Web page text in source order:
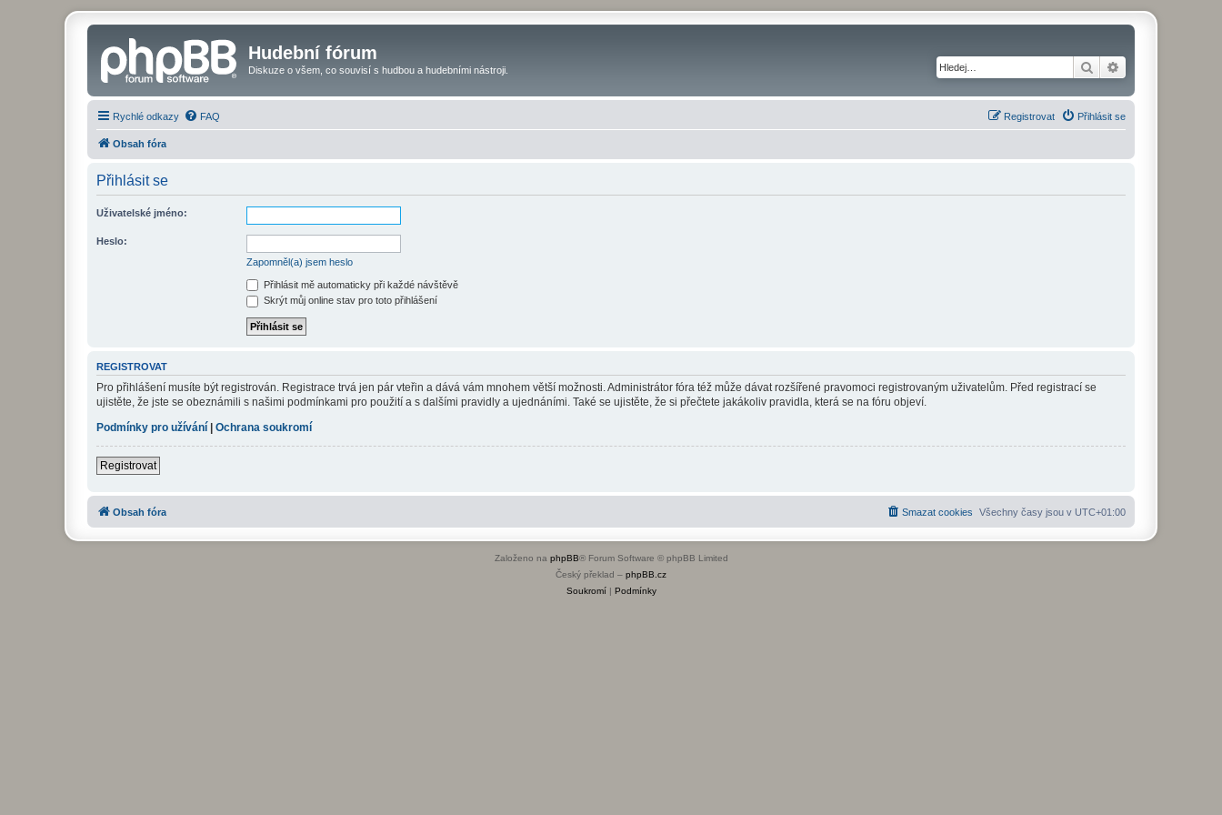
Hudební fórum
Diskuze o všem, co souvisí s hudbou a hudebními nástroji. Hledat
Rychlé odkazy FAQ Přihlásit se
Registrovat
Obsah fóra
Přihlásit se
Uživatelské jméno:
Heslo:
Zapomněl(a) jsem heslo
Přihlásit mě automaticky při každé návštěvě
Skrýt můj online stav pro toto přihlášení
REGISTROVAT
Pro přihlášení musíte být registrován. Registrace trvá jen pár vteřin a dává vám mnohem větší možnosti. Administrátor fóra též může dávat rozšířené pravomoci registrovaným uživatelům. Před registrací se
ujistěte, že jste se obeznámili s našimi podmínkami pro použití a s dalšími pravidly a ujednáními. Také se ujistěte, že si přečtete jakákoliv pravidla, která se na fóru objeví.
Podmínky pro užívání
Ochrana soukromí
Registrovat
Obsah fóra Všechny časy jsou v UTC+01:00
Smazat cookies
Založeno na phpBB® Forum Software © phpBB Limited
Český překlad – phpBB.cz
Soukromí| Podmínky